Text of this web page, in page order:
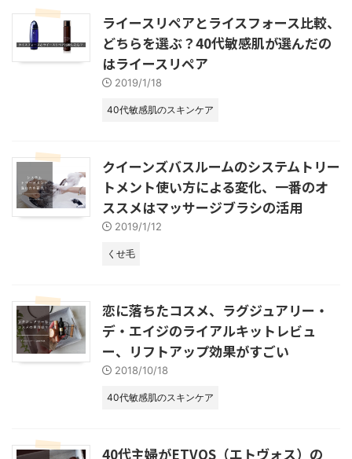
ライースリペアとライスフォース比較、
どちらを選ぶ？40代敏感肌が選んだの
はライースリペア
2019/1/18
40代敏感肌のスキンケア
クイーンズバスルームのシステムトリー
トメント使い方による変化、一番のオ
ススメはマッサージブラシの活用
2019/1/12
くせ毛
恋に落ちたコスメ、ラグジュアリー・
デ・エイジのライアルキットレビュ
ー、リフトアップ効果がすごい
2018/10/18
40代敏感肌のスキンケア
40代主婦がETVOS（エトヴォス）の